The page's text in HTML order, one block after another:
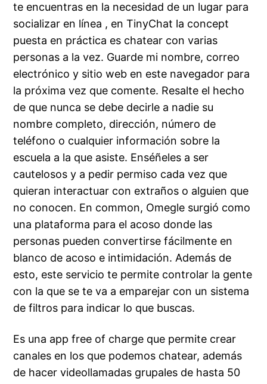
te encuentras en la necesidad de un lugar para
socializar en línea , en TinyChat la concept
puesta en práctica es chatear con varias
personas a la vez. Guarde mi nombre, correo
electrónico y sitio web en este navegador para
la próxima vez que comente. Resalte el hecho
de que nunca se debe decirle a nadie su
nombre completo, dirección, número de
teléfono o cualquier información sobre la
escuela a la que asiste. Enséñeles a ser
cautelosos y a pedir permiso cada vez que
quieran interactuar con extraños o alguien que
no conocen. En common, Omegle surgió como
una plataforma para el acoso donde las
personas pueden convertirse fácilmente en
blanco de acoso e intimidación. Además de
esto, este servicio te permite controlar la gente
con la que se te va a emparejar con un sistema
de filtros para indicar lo que buscas.
Es una app free of charge que permite crear
canales en los que podemos chatear, además
de hacer videollamadas grupales de hasta 50